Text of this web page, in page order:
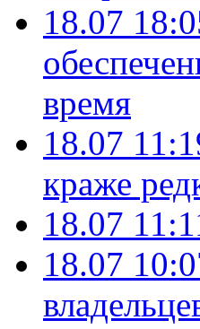
18.07
время
18.07
краже
18.07
18.07